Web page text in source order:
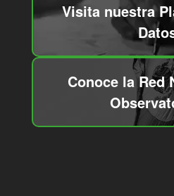
Visita nuestra
Conoce la Red